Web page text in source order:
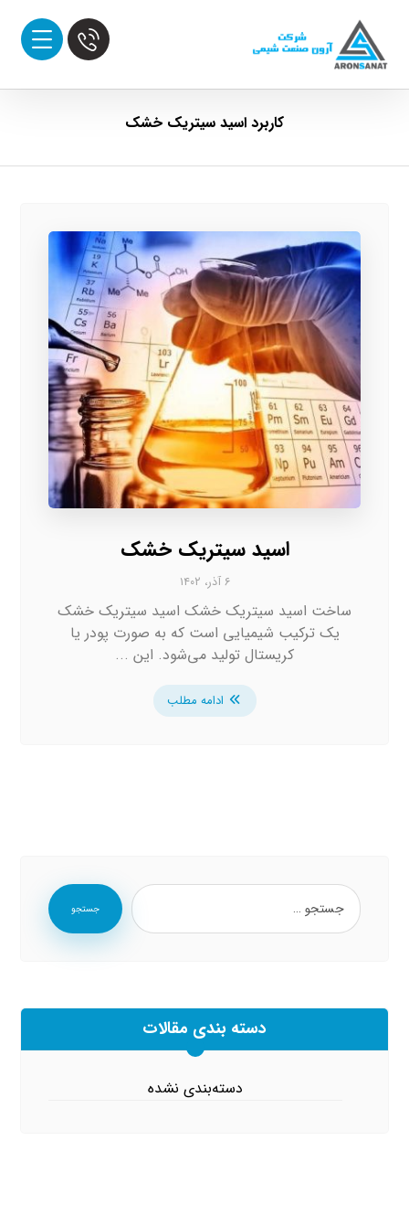
کاربرد اسید سیتریک خشک
اسید سیتریک خشک
۶ آذر، ۱۴۰۲
ساخت اسید سیتریک خشک اسید سیتریک خشک
یک ترکیب شیمیایی است که به صورت پودر یا
کریستال تولید می‌شود. این ...
ادامه مطلب
جستجو
دسته بندی مقالات
دسته‌بندی نشده